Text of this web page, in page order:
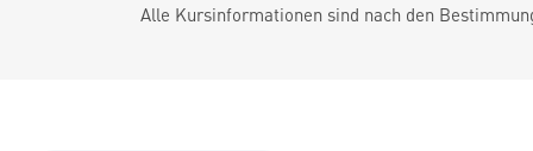
Alle Kursinformationen sind nach den